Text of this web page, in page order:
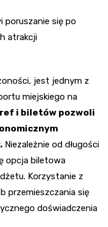
poruszanie się po
atrakcji
jest jednym z
miejskiego na
i biletów pozwoli
Niezależnie od długości
opcja biletowa
Korzystanie z
przemieszczania się
doświadczenia